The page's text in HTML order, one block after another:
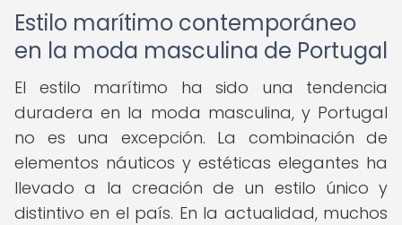
Estilo marítimo contemporáneo
en la moda masculina de Portugal
El estilo marítimo ha sido una tendencia
duradera en la moda masculina, y Portugal
no es una excepción. La combinación de
elementos náuticos y estéticas elegantes ha
llevado a la creación de un estilo único y
distintivo en el país. En la actualidad, muchos